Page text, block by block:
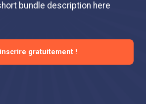
bundle description here
gratuitement !